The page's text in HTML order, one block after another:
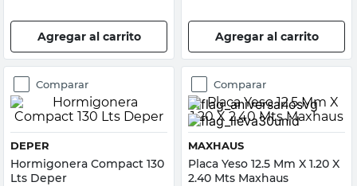
Agregar al carrito Agregar al carrito
Comparar
DEPER
Hormigonera Compact 130
Lts Deper
Comparar
MAXHAUS
Placa Yeso 12.5 Mm X 1.20 X
2.40 Mts Maxhaus